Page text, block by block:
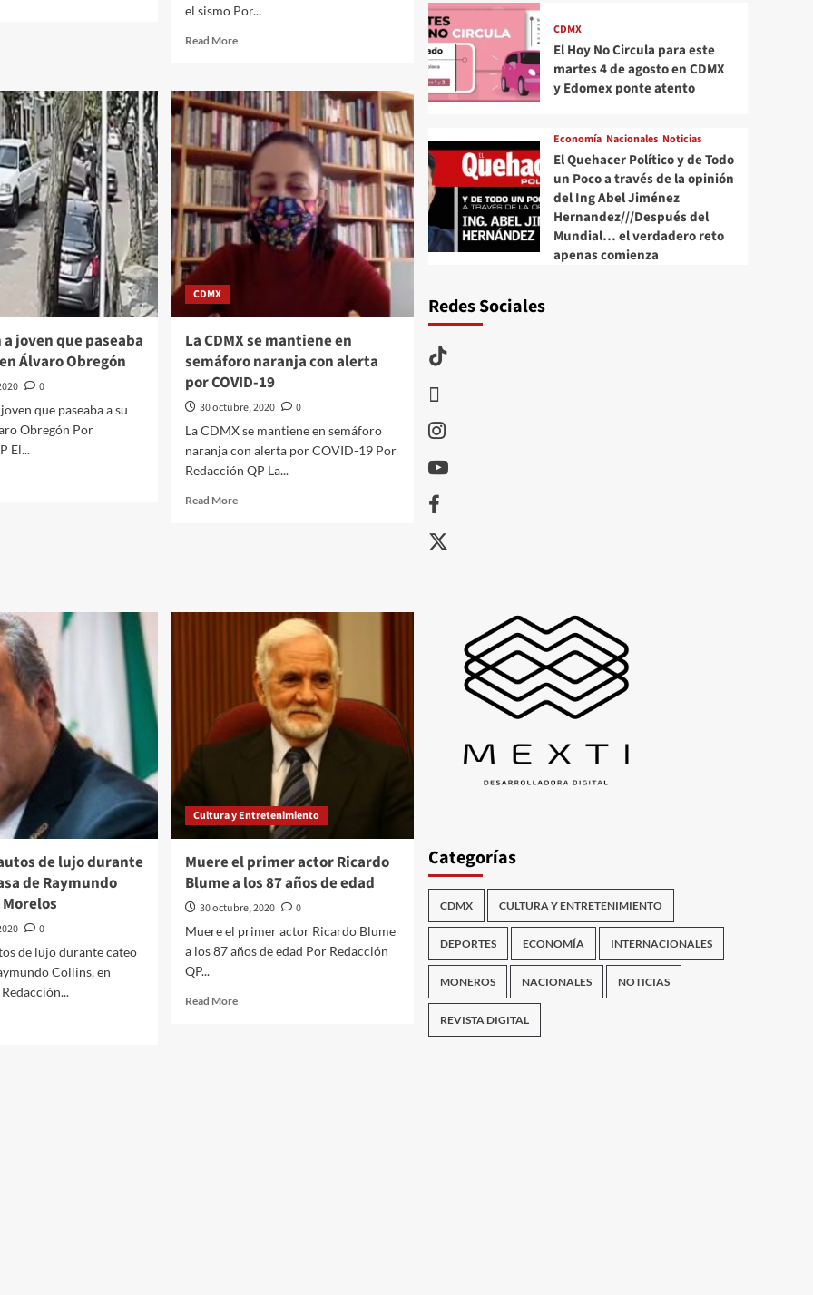
el sismo Por...
Read MoreRead
Internacionales///Carolina
Alonso
Romei///Youtuber
mexicana
en
Grecia
dijo
estar
en
‘shock’
sismo
joven que paseaba
Álvaro Obregón
0
que paseaba a su
Obregón Por
El...
CDMX
La CDMX se mantiene en
semáforo naranja con alerta
por COVID-19
30 octubre, 2020
0
La CDMX se mantiene en semáforo
naranja con alerta por COVID-19 Por
Redacción QP La...
Read MoreRead
semáforo
naranja
con
alerta
por
COVID-
19
de lujo durante
de Raymundo
0
de lujo durante cateo
Collins, en
Cultura y Entretenimiento
Muere el primer actor Ricardo
Blume a los 87 años de edad
30 octubre, 2020
0
Muere el primer actor Ricardo Blume
a los 87 años de edad Por Redacción
QP...
Read MoreRead
CDMX
El Hoy No Circula para este
martes 4 de agosto en CDMX
y Edomex ponte atento
Economía Nacionales Noticias
El Quehacer Político y de Todo
un Poco a través de la opinión
del Ing Abel Jiménez
Hernandez///Después del
Mundial… el verdadero reto
apenas comienza
Redes Sociales
TikTok
Instagram
Youtube
Facebook
X
Categorías
CDMX CULTURA Y ENTRETENIMIENTO
DEPORTES ECONOMÍA INTERNACIONALES
MONEROS NACIONALES NOTICIAS
REVISTA DIGITAL